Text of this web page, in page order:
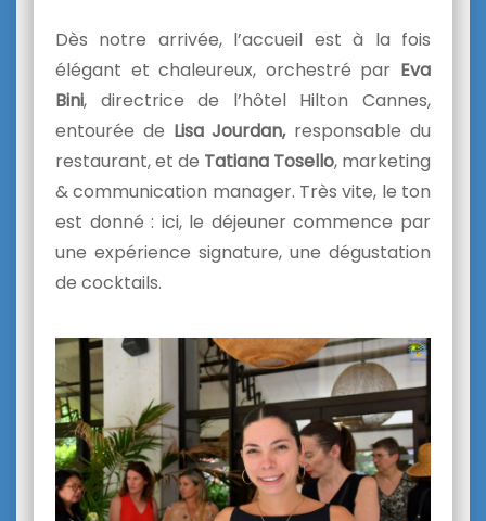
Dès notre arrivée, l’accueil est à la fois
élégant et chaleureux, orchestré par Eva
Bini, directrice de l’hôtel Hilton Cannes,
entourée de Lisa Jourdan,responsable du
restaurant, et de Tatiana Tosello, marketing
& communication manager. Très vite, le ton
est donné : ici, le déjeuner commence par
une expérience signature, une dégustation
de cocktails.